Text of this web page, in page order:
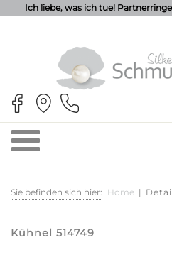
Ich liebe, was ich tue!
Sie befinden sich hier: Home |
Kühnel 514749